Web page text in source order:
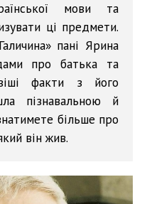
мови та
ці предмети.
пані Ярина
про батька та
факти з його
пізнавальною й
більше про
він жив.